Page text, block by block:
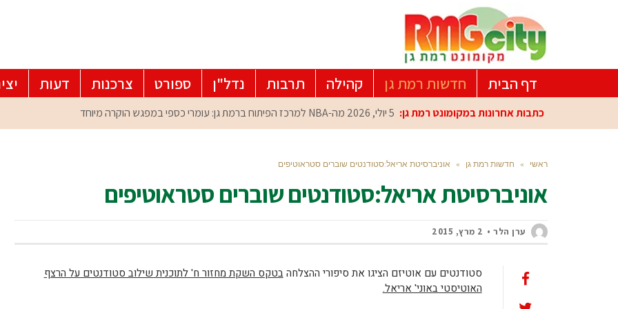
דף הבית חדשות רמת גן קהילה תרבות נדל"ן ספורט צרכנות דעות
כתבות אחרונות במקומונט רמת גן: 5 יולי, 2026 מה-NBA למרכז הפיתוח ברמת גן: עומרי כספי במפגש הוקרה מיוחד
ראשי » חדשות רמת גן » אוניברסיטת אריאל:סטודנטים שוברים סטראוטיפים
אוניברסיטת אריאל:סטודנטים שוברים סטראוטיפים
ערן הלר 2 מרץ, 2015
סטודנטים עם אוטיזם הציגו את סיפורי ההצלחהבטקס השקת מחזור ח' לתוכנית שילוב סטודנטים על הרצף
האוטיסטי באוני' אריאל.